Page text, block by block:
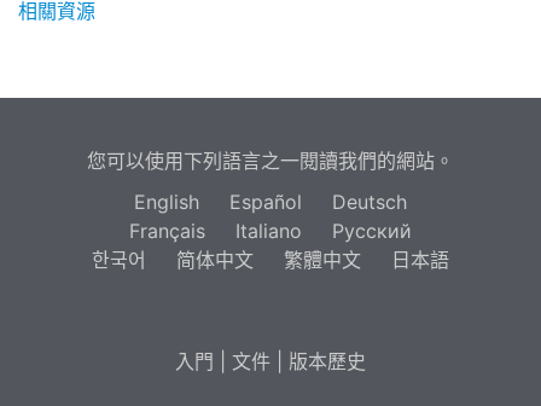
相關資源
您可以使用下列語言之一閱讀我們的網站。
English
Español
Deutsch
Français
Italiano
Русский
한국어
简体中文 繁體中文 日本語
入門 文件 版本歷史